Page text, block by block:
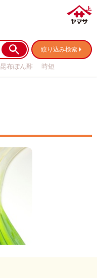
絞り込み検索
昆布ぽん酢
時短